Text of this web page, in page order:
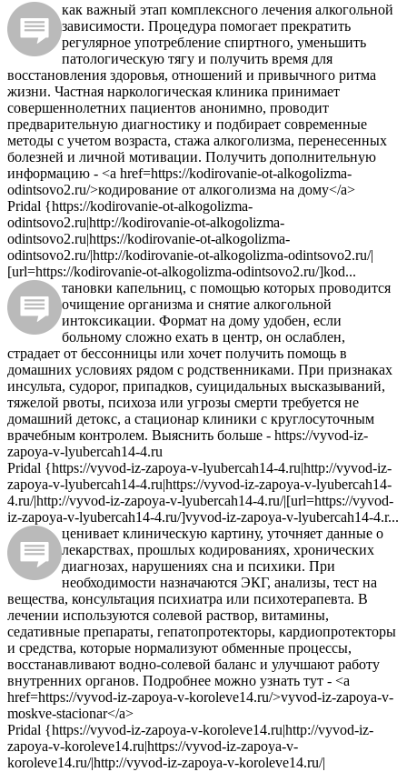
как важный этап комплексного лечения алкогольной
зависимости. Процедура помогает прекратить
регулярное употребление спиртного, уменьшить
патологическую тягу и получить время для
восстановления здоровья, отношений и привычного ритма
жизни. Частная наркологическая клиника принимает
совершеннолетних пациентов анонимно, проводит
предварительную диагностику и подбирает современные
методы с учетом возраста, стажа алкоголизма, перенесенных
болезней и личной мотивации. Получить дополнительную
информацию - <a href=https://kodirovanie-ot-alkogolizma-
odintsovo2.ru/>кодирование от алкоголизма на дому</a>
Pridal {https://kodirovanie-ot-alkogolizma-
odintsovo2.ru|http://kodirovanie-ot-alkogolizma-
odintsovo2.ru|https://kodirovanie-ot-alkogolizma-
odintsovo2.ru/|http://kodirovanie-ot-alkogolizma-odintsovo2.ru/|
[url=https://kodirovanie-ot-alkogolizma-odintsovo2.ru/]kod...
тановки капельниц, с помощью которых проводится
очищение организма и снятие алкогольной
интоксикации. Формат на дому удобен, если
больному сложно ехать в центр, он ослаблен,
страдает от бессонницы или хочет получить помощь в
домашних условиях рядом с родственниками. При признаках
инсульта, судорог, припадков, суицидальных высказываний,
тяжелой рвоты, психоза или угрозы смерти требуется не
домашний детокс, а стационар клиники с круглосуточным
врачебным контролем. Выяснить больше - https://vyvod-iz-
zapoya-v-lyubercah14-4.ru
Pridal {https://vyvod-iz-zapoya-v-lyubercah14-4.ru|http://vyvod-iz-
zapoya-v-lyubercah14-4.ru|https://vyvod-iz-zapoya-v-lyubercah14-
4.ru/|http://vyvod-iz-zapoya-v-lyubercah14-4.ru/|[url=https://vyvod-
iz-zapoya-v-lyubercah14-4.ru/]vyvod-iz-zapoya-v-lyubercah14-4.r...
ценивает клиническую картину, уточняет данные о
лекарствах, прошлых кодированиях, хронических
диагнозах, нарушениях сна и психики. При
необходимости назначаются ЭКГ, анализы, тест на
вещества, консультация психиатра или психотерапевта. В
лечении используются солевой раствор, витамины,
седативные препараты, гепатопротекторы, кардиопротекторы
и средства, которые нормализуют обменные процессы,
восстанавливают водно-солевой баланс и улучшают работу
внутренних органов. Подробнее можно узнать тут - <a
href=https://vyvod-iz-zapoya-v-koroleve14.ru/>vyvod-iz-zapoya-v-
moskve-stacionar</a>
Pridal {https://vyvod-iz-zapoya-v-koroleve14.ru|http://vyvod-iz-
zapoya-v-koroleve14.ru|https://vyvod-iz-zapoya-v-
koroleve14.ru/|http://vyvod-iz-zapoya-v-koroleve14.ru/|